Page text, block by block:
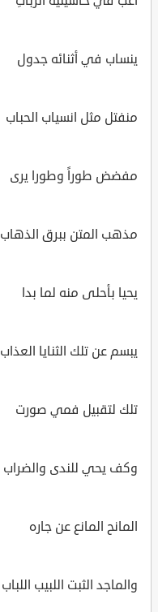
ينساب في أثنائه جدول
منفتل مثل انسياب الحباب
مفضض طوراً وطورا يرى
مذهب المتن ببرق الذهاب
يحيا بأحلى منه لما بدا
يبسم عن تلك الثنايا العذاب
تلك لتقبيل فمي صورت
وكف يحي للندى والضراب
المانح المانع عن جاره
والماجد الثبت اللبيب اللباب